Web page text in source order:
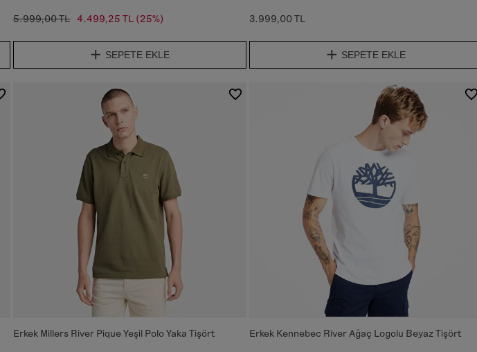
5.999,00 TL 4.499,25 TL (25%)
SEPETE EKLE
3.999,00 TL
SEPETE EKLE
Erkek Millers River Pique Yeşil Polo Yaka Tişört Erkek Kennebec River Ağaç Logolu Beyaz Tişört